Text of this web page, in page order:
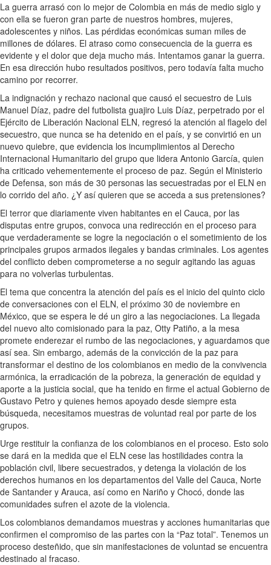
La guerra arrasó con lo mejor de Colombia en más de medio siglo y
con ella se fueron gran parte de nuestros hombres, mujeres,
adolescentes y niños. Las pérdidas económicas suman miles de
millones de dólares. El atraso como consecuencia de la guerra es
evidente y el dolor que deja mucho más. Intentamos ganar la guerra.
En esa dirección hubo resultados positivos, pero todavía falta mucho
camino por recorrer.
La indignación y rechazo nacional que causó el secuestro de Luis
Manuel Díaz, padre del futbolista guajiro Luis Díaz, perpetrado por el
Ejército de Liberación Nacional ELN, regresó la atención al flagelo del
secuestro, que nunca se ha detenido en el país, y se convirtió en un
nuevo quiebre, que evidencia los incumplimientos al Derecho
Internacional Humanitario del grupo que lidera Antonio García, quien
ha criticado vehementemente el proceso de paz. Según el Ministerio
de Defensa, son más de 30 personas las secuestradas por el ELN en
lo corrido del año. ¿Y así quieren que se acceda a sus pretensiones?
El terror que diariamente viven habitantes en el Cauca, por las
disputas entre grupos, convoca una redirección en el proceso para
que verdaderamente se logre la negociación o el sometimiento de los
principales grupos armados ilegales y bandas criminales. Los agentes
del conflicto deben comprometerse a no seguir agitando las aguas
para no volverlas turbulentas.
El tema que concentra la atención del país es el inicio del quinto ciclo
de conversaciones con el ELN, el próximo 30 de noviembre en
México, que se espera le dé un giro a las negociaciones. La llegada
del nuevo alto comisionado para la paz, Otty Patiño, a la mesa
promete enderezar el rumbo de las negociaciones, y aguardamos que
así sea. Sin embargo, además de la convicción de la paz para
transformar el destino de los colombianos en medio de la convivencia
armónica, la erradicación de la pobreza, la generación de equidad y
aporte a la justicia social, que ha tenido en firme el actual Gobierno de
Gustavo Petro y quienes hemos apoyado desde siempre esta
búsqueda, necesitamos muestras de voluntad real por parte de los
grupos.
Urge restituir la confianza de los colombianos en el proceso. Esto solo
se dará en la medida que el ELN cese las hostilidades contra la
población civil, libere secuestrados, y detenga la violación de los
derechos humanos en los departamentos del Valle del Cauca, Norte
de Santander y Arauca, así como en Nariño y Chocó, donde las
comunidades sufren el azote de la violencia.
Los colombianos demandamos muestras y acciones humanitarias que
confirmen el compromiso de las partes con la “Paz total”. Tenemos un
proceso desteñido, que sin manifestaciones de voluntad se encuentra
destinado al fracaso.